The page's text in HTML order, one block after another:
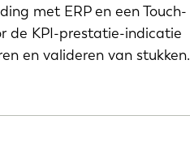
met ERP en een Touch-
de KPI-prestatie-indicatie
en valideren van stukken.